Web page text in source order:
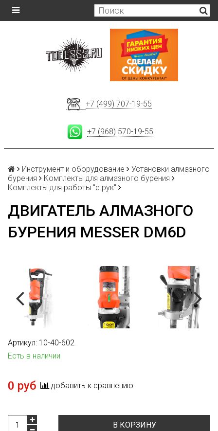
+7 (499) 707-19-55
+7 (968) 570-19-55
Инструмент и оборудование
Установки алмазного
бурения
Комплекты для алмазного бурения
Комплекты для работы "с рук"
ДВИГАТЕЛЬ АЛМАЗНОГО
БУРЕНИЯ MESSER DM6D
Артикул: 10-40-602
Есть в наличии
0 руб добавить к сравнению
В КОРЗИНУ